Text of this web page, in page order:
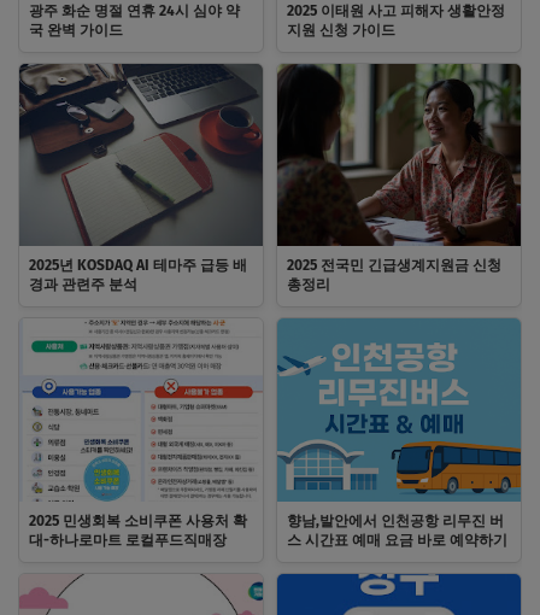
광주 화순 명절 연휴 24시 심야 약
국 완벽 가이드
2025 이태원 사고 피해자 생활안정
지원 신청 가이드
2025년 KOSDAQ AI 테마주 급등 배
경과 관련주 분석
2025 전국민 긴급생계지원금 신청
총정리
2025 민생회복 소비쿠폰 사용처 확
대-하나로마트 로컬푸드직매장
향남,발안에서 인천공항 리무진 버
스 시간표 예매 요금 바로 예약하기